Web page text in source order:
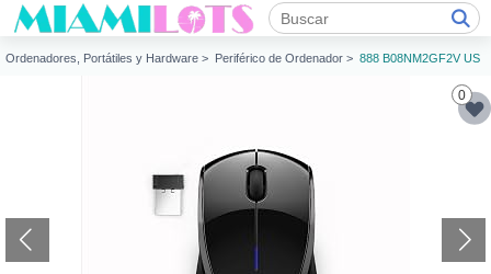
Ordenadores, Portátiles y Hardware > Periférico de Ordenador > 888 B08NM2GF2V US
0